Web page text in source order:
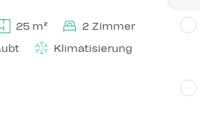
25 m²
2 Zimmer
Klimatisierung